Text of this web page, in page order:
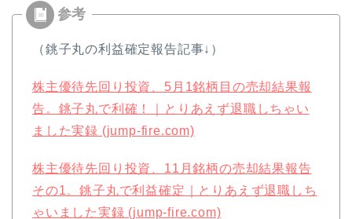
（銚子丸の利益確定報告記事↓）
株主優待先回り投資、5月1銘柄目の売却結果報
告。銚子丸で利確！｜とりあえず退職しちゃい
ました実録 (jump-fire.com)
株主優待先回り投資、11月銘柄の売却結果報告
その1。銚子丸で利益確定｜とりあえず退職しち
ゃいました実録 (jump-fire.com)